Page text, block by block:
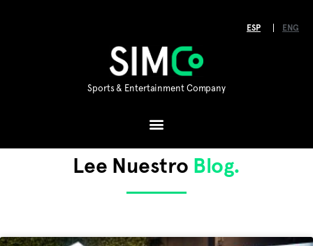
ESP ENG
Sports & Entertainment Company
Lee Nuestro Blog.